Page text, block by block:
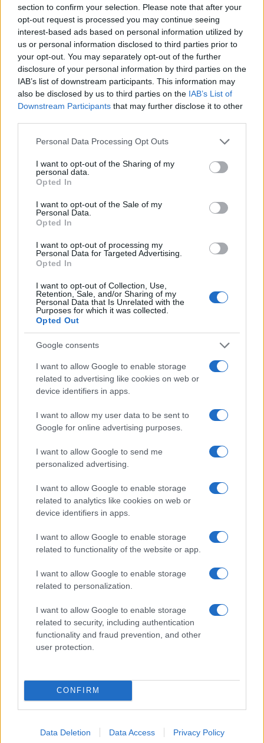
section to confirm your selection. Please note that after your
opt-out request is processed you may continue seeing
interest-based ads based on personal information utilized by
us or personal information disclosed to third parties prior to
your opt-out. You may separately opt-out of the further
disclosure of your personal information by third parties on the
IAB’s list of downstream participants. This information may
also be disclosed by us to third parties on the IAB’s List of
Downstream Participants that may further disclose it to other
Please note that this website/app uses one or more Google
not limited to your visit or usage behaviour. You may click to
grant or deny consent to Google and its third-party tags to
use your data for below specified purposes in below Google
consent section.
Personal Data Processing Opt Outs
I want to opt-out of the Sharing of my
personal data.
Opted In
I want to opt-out of the Sale of my
Personal Data.
Opted In
I want to opt-out of processing my
Personal Data for Targeted Advertising.
Opted In
I want to opt-out of Collection, Use,
Retention, Sale, and/or Sharing of my
Personal Data that Is Unrelated with the
Purposes for which it was collected.
Opted Out
Google consents
I want to allow Google to enable storage
related to advertising like cookies on web or
device identifiers in apps.
I want to allow my user data to be sent to
Google for online advertising purposes.
I want to allow Google to send me
personalized advertising.
I want to allow Google to enable storage
related to analytics like cookies on web or
device identifiers in apps.
I want to allow Google to enable storage
related to functionality of the website or app.
I want to allow Google to enable storage
related to personalization.
I want to allow Google to enable storage
related to security, including authentication
functionality and fraud prevention, and other
user protection.
CONFIRM
Data Deletion Data Access Privacy Policy
outfit unico e indimenticabile. Con questa selezione
di calzature, si è pronte a festeggiare con stile e
Staff
rivoluzionando la moda
Cristian Castiglioni · 8 Ago 2026
LIFESTYLE